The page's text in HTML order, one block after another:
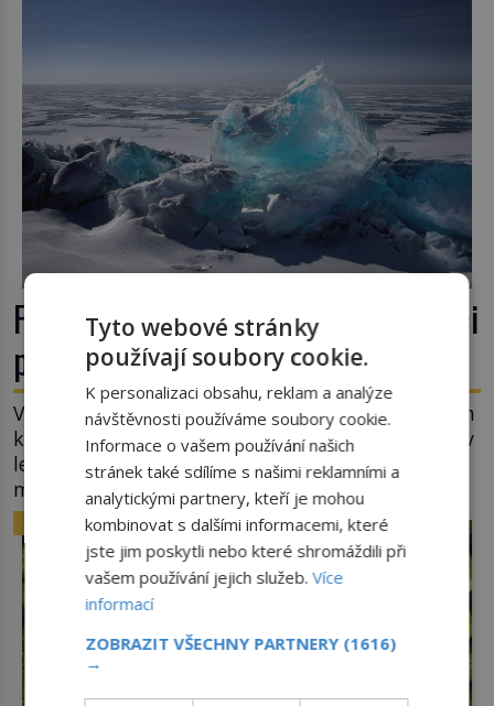
Podivuhodná zvířata: Kteří obratlovci
přežijí zmrazení?
Veškeré pokusy se zmražením lidí a jejich oživením
končí (alespoň prozatím) neúspěchem. O tom, že v
ledu mohou přežít mikroorganismy i přes sto
milionů let již z vědeckých výzkumů víme. Ale že
by totální zmrazení byť na jedinou zimu přežili
nějací suchozemští obratlovci? Takto
neuvěřitelnou věc dokáže na první pohled
obyčejná žába. Skokana hnědého u […]
ZAJÍMAVOSTI
Tyto webové stránky
používají soubory cookie.
K personalizaci obsahu, reklam a analýze
návštěvnosti používáme soubory cookie.
Informace o vašem používání našich
stránek také sdílíme s našimi reklamními a
analytickými partnery, kteří je mohou
kombinovat s dalšími informacemi, které
jste jim poskytli nebo které shromáždili při
vašem používání jejich služeb.Více
informací
ZOBRAZIT VŠECHNY PARTNERY (1616)
→